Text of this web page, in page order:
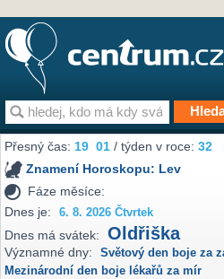
Přesný čas:19 01 / týden v roce:32
Znamení Horoskopu: Lev
Fáze měsíce:
Dnes je:
6. 8. 2026 Čtvrtek
Dnes má svátek: Oldřiška
Významné dny: Světový den boje za
Mezinárodní den boje lékařů za mír